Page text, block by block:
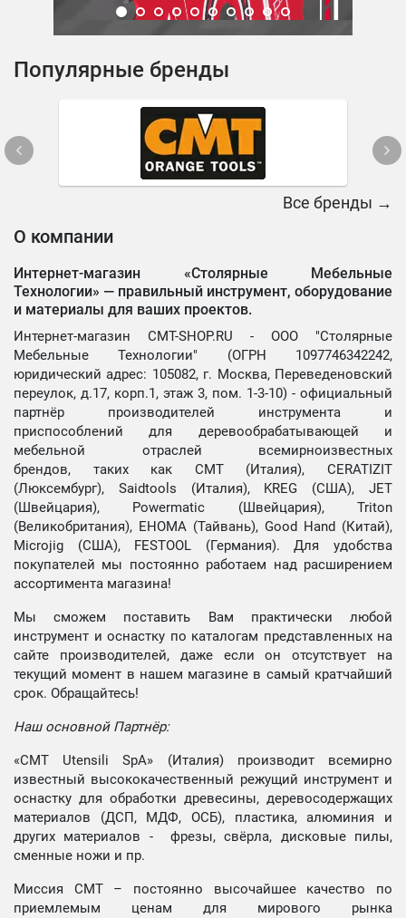
Популярные бренды
Все бренды →
О компании
Интернет-магазин «Столярные Мебельные
Технологии» — правильный инструмент, оборудование
и материалы для ваших проектов.
Интернет-магазин CMT-SHOP.RU - ООО "Столярные
Мебельные Технологии" (ОГРН 1097746342242,
юридический адрес: 105082, г. Москва, Переведеновский
переулок, д.17, корп.1, этаж 3, пом. 1-3-10) - официальный
партнёр производителей инструмента и
приспособлений для деревообрабатывающей и
мебельной отраслей всемирноизвестных
брендов, таких как CMT (Италия), CERATIZIT
(Люксембург), Saidtools (Италия), KREG (США), JET
(Швейцария), Powermatic (Швейцария), Triton
(Великобритания), EHOMA (Тайвань), Good Hand (Китай),
Microjig (США), FESTOOL (Германия). Для удобства
покупателей мы постоянно работаем над расширением
ассортимента магазина!
Мы сможем поставить Вам практически любой
инструмент и оснастку по каталогам представленных на
сайте производителей, даже если он отсутствует на
текущий момент в нашем магазине в самый кратчайший
срок. Обращайтесь!
Наш основной Партнёр:
«CMT Utensili SpA» (Италия) производит всемирно
известный высококачественный режущий инструмент и
оснастку для обработки древесины, деревосодержащих
материалов (ДСП, МДФ, ОСБ), пластика, алюминия и
других материалов - фрезы, свёрла, дисковые пилы,
сменные ножи и пр.
Миссия СМТ – постоянно высочайшее качество по
приемлемым ценам для мирового рынка